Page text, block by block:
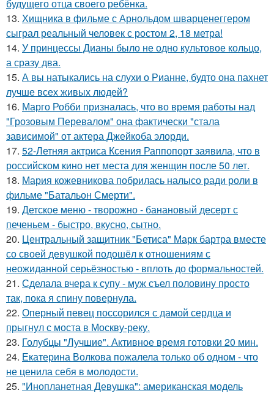
будущего отца своего ребёнка.
13. Хищника в фильме с Арнольдом шварценеггером
сыграл реальный человек с ростом 2, 18 метра!
14. У принцессы Дианы было не одно культовое кольцо,
а сразу два.
15. А вы натыкались на слухи о Рианне, будто она пахнет
лучше всех живых людей?
16. Марго Робби призналась, что во время работы над
"Грозовым Перевалом" она фактически "стала
зависимой" от актера Джейкоба элорди.
17. 52-Летняя актриса Ксения Раппопорт заявила, что в
российском кино нет места для женщин после 50 лет.
18. Мария кожевникова побрилась налысо ради роли в
фильме "Батальон Смерти".
19. Детское меню - творожно - банановый десерт с
печеньем - быстро, вкусно, сытно.
20. Центральный защитник "Бетиса" Марк бартра вместе
со своей девушкой подошёл к отношениям с
неожиданной серьёзностью - вплоть до формальностей.
21. Сделала вчера к супу - муж съел половину просто
так, пока я спину повернула.
22. Оперный певец поссорился с дамой сердца и
прыгнул с моста в Москву-реку.
23. Голубцы "Лучшие". Активное время готовки 20 мин.
24. Екатерина Волкова пожалела только об одном - что
не ценила себя в молодости.
25. "Инопланетная Девушка": американская модель